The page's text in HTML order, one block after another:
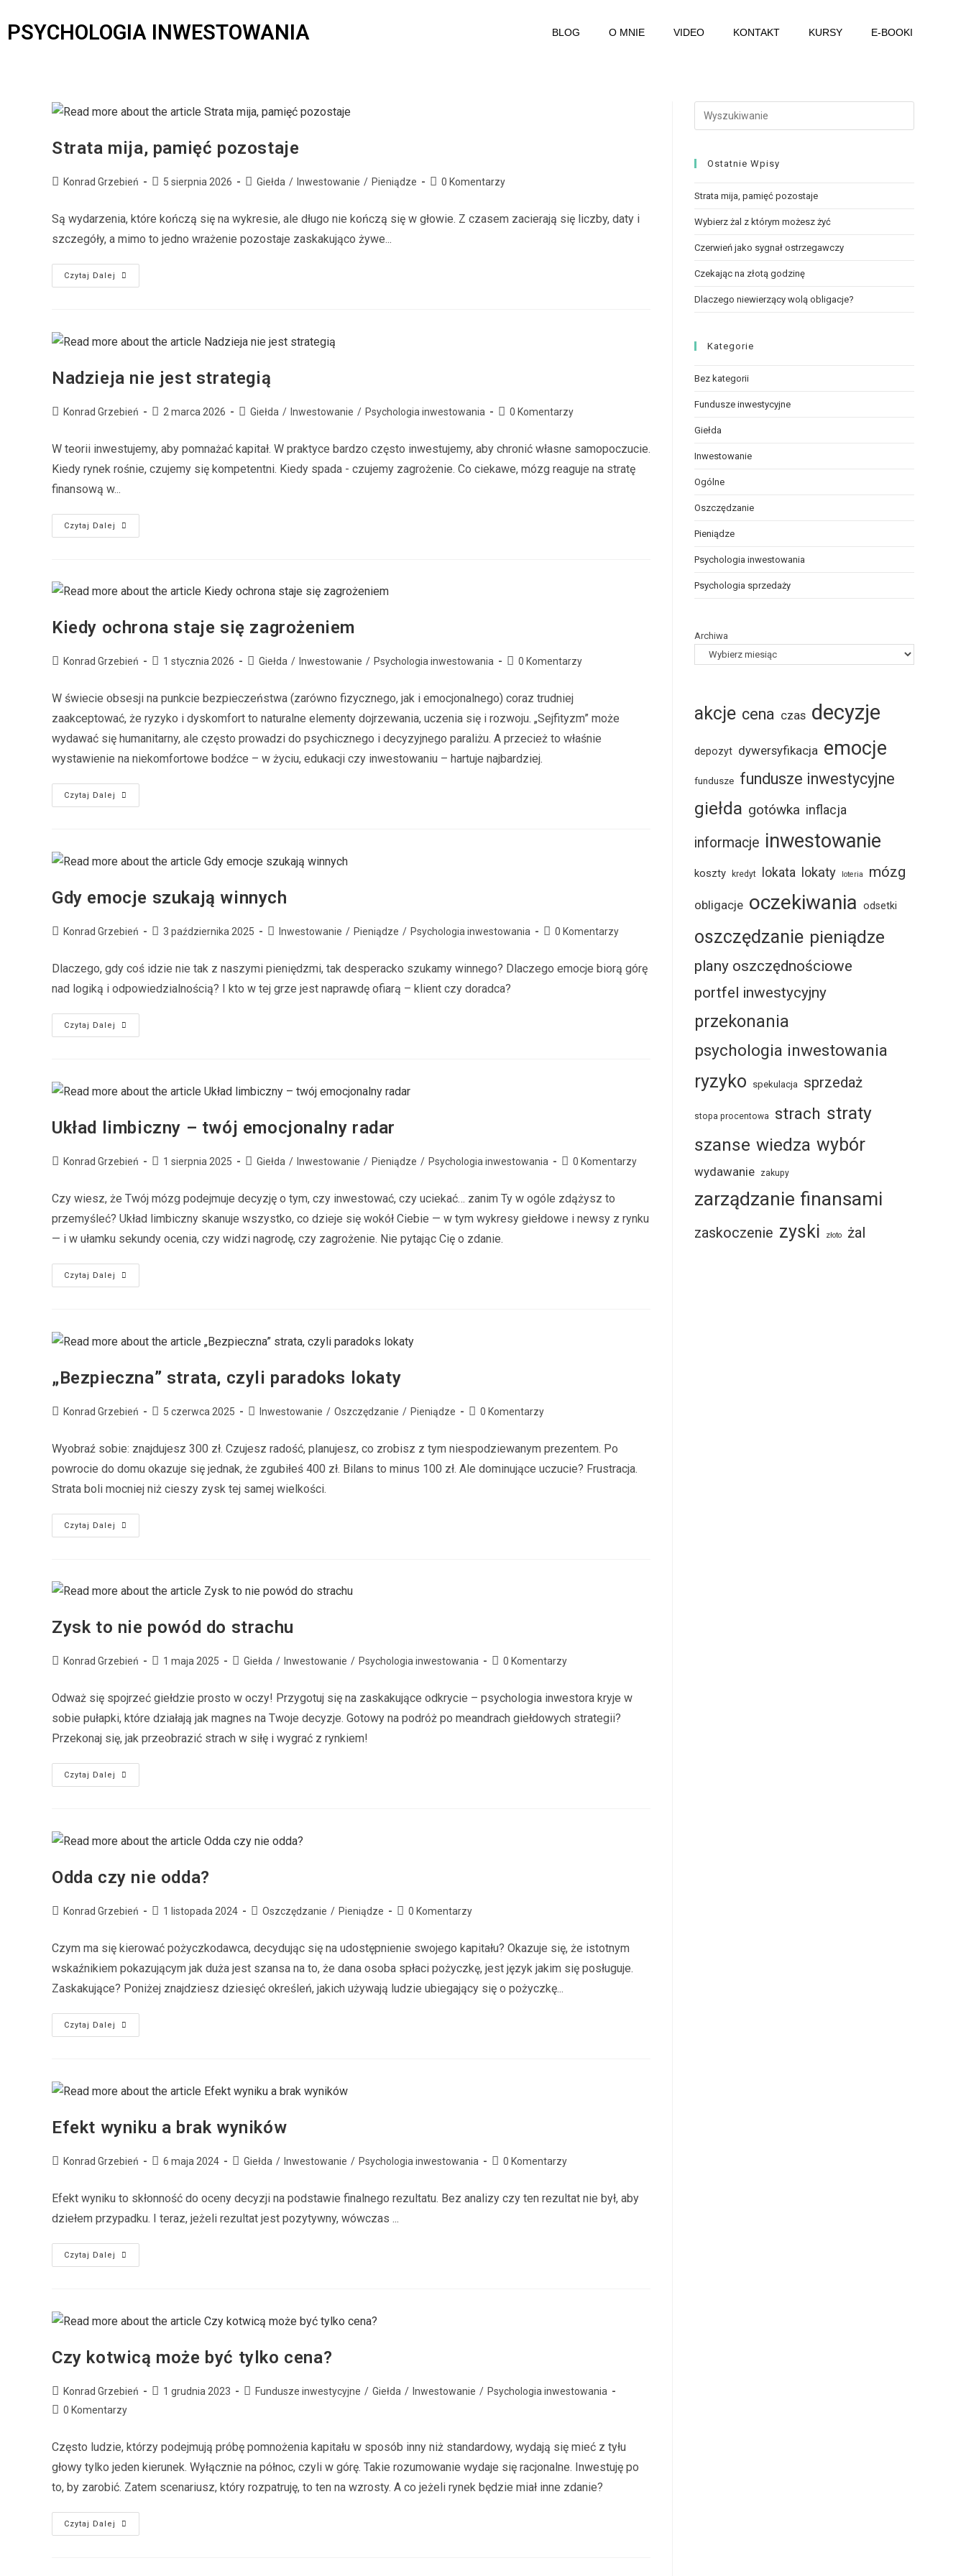
PSYCHOLOGIA INWESTOWANIA BLOG O MNIE VIDEO KONTAKT KURSY E-BOOKI
Strata mija, pamięć pozostaje
Konrad Grzebień 5 sierpnia 2026 Giełda / Inwestowanie / Pieniądze 0 Komentarzy
Są wydarzenia, które kończą się na wykresie, ale długo nie kończą się w głowie. Z czasem zacierają się liczby, daty i
szczegóły, a mimo to jedno wrażenie pozostaje zaskakująco żywe...
Czytaj Dalej
Nadzieja nie jest strategią
Konrad Grzebień 2 marca 2026 Giełda / Inwestowanie / Psychologia inwestowania 0 Komentarzy
W teorii inwestujemy, aby pomnażać kapitał. W praktyce bardzo często inwestujemy, aby chronić własne samopoczucie.
Kiedy rynek rośnie, czujemy się kompetentni. Kiedy spada - czujemy zagrożenie. Co ciekawe, mózg reaguje na stratę
finansową w...
Czytaj Dalej
Kiedy ochrona staje się zagrożeniem
Konrad Grzebień 1 stycznia 2026 Giełda / Inwestowanie / Psychologia inwestowania 0 Komentarzy
W świecie obsesji na punkcie bezpieczeństwa (zarówno fizycznego, jak i emocjonalnego) coraz trudniej
zaakceptować, że ryzyko i dyskomfort to naturalne elementy dojrzewania, uczenia się i rozwoju. „Sejfityzm” może
wydawać się humanitarny, ale często prowadzi do psychicznego i decyzyjnego paraliżu. A przecież to właśnie
wystawienie na niekomfortowe bodźce – w życiu, edukacji czy inwestowaniu – hartuje najbardziej.
Czytaj Dalej
Gdy emocje szukają winnych
Konrad Grzebień 3 października 2025 Inwestowanie / Pieniądze / Psychologia inwestowania 0 Komentarzy
Dlaczego, gdy coś idzie nie tak z naszymi pieniędzmi, tak desperacko szukamy winnego? Dlaczego emocje biorą górę
nad logiką i odpowiedzialnością? I kto w tej grze jest naprawdę ofiarą – klient czy doradca?
Czytaj Dalej
Układ limbiczny – twój emocjonalny radar
Konrad Grzebień 1 sierpnia 2025 Giełda / Inwestowanie / Pieniądze / Psychologia inwestowania 0 Komentarzy
Czy wiesz, że Twój mózg podejmuje decyzję o tym, czy inwestować, czy uciekać… zanim Ty w ogóle zdążysz to
przemyśleć? Układ limbiczny skanuje wszystko, co dzieje się wokół Ciebie — w tym wykresy giełdowe i newsy z rynku
— i w ułamku sekundy ocenia, czy widzi nagrodę, czy zagrożenie. Nie pytając Cię o zdanie.
Czytaj Dalej
„Bezpieczna” strata, czyli paradoks lokaty
Konrad Grzebień 5 czerwca 2025 Inwestowanie / Oszczędzanie / Pieniądze 0 Komentarzy
Wyobraź sobie: znajdujesz 300 zł. Czujesz radość, planujesz, co zrobisz z tym niespodziewanym prezentem. Po
powrocie do domu okazuje się jednak, że zgubiłeś 400 zł. Bilans to minus 100 zł. Ale dominujące uczucie? Frustracja.
Strata boli mocniej niż cieszy zysk tej samej wielkości.
Czytaj Dalej
Zysk to nie powód do strachu
Konrad Grzebień 1 maja 2025 Giełda / Inwestowanie / Psychologia inwestowania 0 Komentarzy
Odważ się spojrzeć giełdzie prosto w oczy! Przygotuj się na zaskakujące odkrycie – psychologia inwestora kryje w
sobie pułapki, które działają jak magnes na Twoje decyzje. Gotowy na podróż po meandrach giełdowych strategii?
Przekonaj się, jak przeobrazić strach w siłę i wygrać z rynkiem!
Czytaj Dalej
Odda czy nie odda?
Konrad Grzebień 1 listopada 2024 Oszczędzanie / Pieniądze 0 Komentarzy
Czym ma się kierować pożyczkodawca, decydując się na udostępnienie swojego kapitału? Okazuje się, że istotnym
wskaźnikiem pokazującym jak duża jest szansa na to, że dana osoba spłaci pożyczkę, jest język jakim się posługuje.
Zaskakujące? Poniżej znajdziesz dziesięć określeń, jakich używają ludzie ubiegający się o pożyczkę...
Czytaj Dalej
Efekt wyniku a brak wyników
Konrad Grzebień 6 maja 2024 Giełda / Inwestowanie / Psychologia inwestowania 0 Komentarzy
Efekt wyniku to skłonność do oceny decyzji na podstawie finalnego rezultatu. Bez analizy czy ten rezultat nie był, aby
dziełem przypadku. I teraz, jeżeli rezultat jest pozytywny, wówczas ...
Czytaj Dalej
Czy kotwicą może być tylko cena?
Konrad Grzebień 1 grudnia 2023 Fundusze inwestycyjne / Giełda / Inwestowanie / Psychologia inwestowania
0 Komentarzy
Często ludzie, którzy podejmują próbę pomnożenia kapitału w sposób inny niż standardowy, wydają się mieć z tyłu
głowy tylko jeden kierunek. Wyłącznie na północ, czyli w górę. Takie rozumowanie wydaje się racjonalne. Inwestuję po
to, by zarobić. Zatem scenariusz, który rozpatruję, to ten na wzrosty. A co jeżeli rynek będzie miał inne zdanie?
Czytaj Dalej
Ostatnie Wpisy
Strata mija, pamięć pozostaje
Wybierz żal z którym możesz żyć
Czerwień jako sygnał ostrzegawczy
Czekając na złotą godzinę
Dlaczego niewierzący wolą obligacje?
Kategorie
Bez kategorii
Fundusze inwestycyjne
Giełda
Inwestowanie
Ogólne
Oszczędzanie
Pieniądze
Psychologia inwestowania
Psychologia sprzedaży
Archiwa
akcje cena czas decyzje
depozyt dywersyfikacja emocje
fundusze fundusze inwestycyjne
giełda gotówka inflacja
informacje inwestowanie
koszty kredyt lokata lokaty loteria mózg
obligacje oczekiwania odsetki
oszczędzanie pieniądze
plany oszczędnościowe
portfel inwestycyjny
przekonania
psychologia inwestowania
ryzyko spekulacja sprzedaż
stopa procentowa strach straty
szanse wiedza wybór
wydawanie zakupy
zarządzanie finansami
zaskoczenie zyski złoto żal